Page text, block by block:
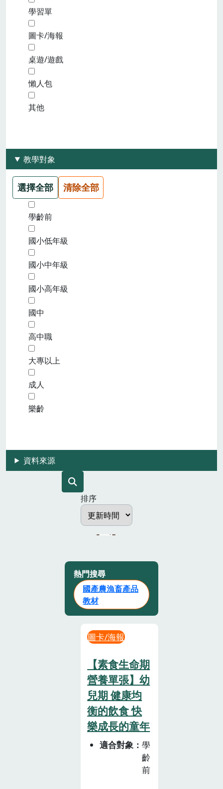
學習單
圖卡/海報
桌遊/遊戲
懶人包
其他
教學對象
選擇全部 清除全部
學齡前
國小低年級
國小中年級
國小高年級
國中
高中職
大專以上
成人
樂齡
資料來源
排序
熱門搜尋
國產農漁畜產品
教材
圖卡/海報
【素食生命期
營養單張】幼
兒期 健康均
衡的飲食 快
樂成長的童年
適合對象
學
齡
前